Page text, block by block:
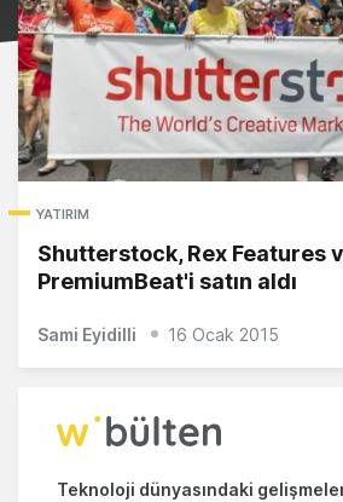
YATIRIM
Shutterstock, Rex Features
PremiumBeat'i satın aldı
Sami Eyidilli 16 Ocak 2015
Teknoloji dünyasındaki